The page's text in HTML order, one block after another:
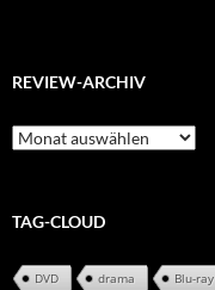
REVIEW-ARCHIV
Review-
Archiv
TAG-CLOUD
DVD drama Blu-ray